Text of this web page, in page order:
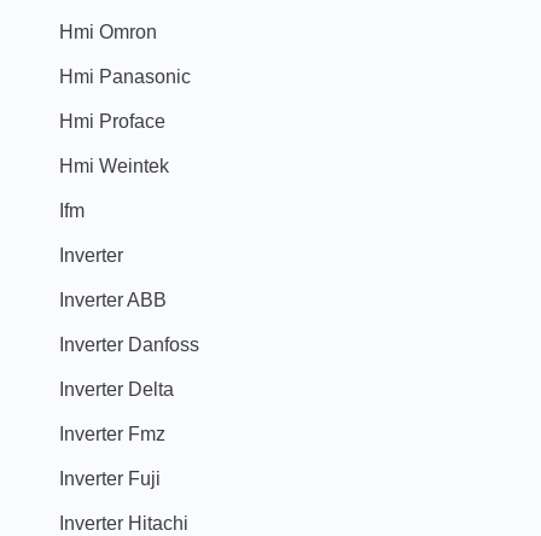
Hmi Omron
Hmi Panasonic
Hmi Proface
Hmi Weintek
Ifm
Inverter
Inverter ABB
Inverter Danfoss
Inverter Delta
Inverter Fmz
Inverter Fuji
Inverter Hitachi